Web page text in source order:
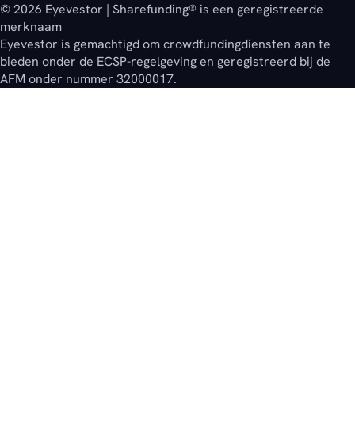
© 2026 Eyevestor | Sharefunding® is een geregistreerde
merknaam
Eyevestor is gemachtigd om crowdfundingdiensten aan te
bieden onder de ECSP-regelgeving en geregistreerd bij de
AFM onder nummer 32000017.